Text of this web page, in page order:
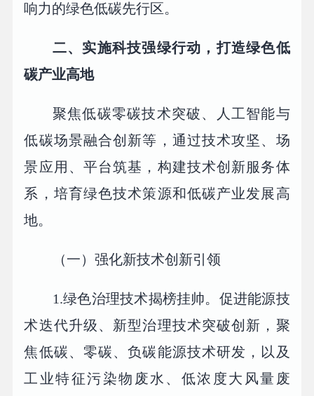
响力的绿色低碳先行区。
二、实施科技强绿行动，打造绿色低
碳产业高地
聚焦低碳零碳技术突破、人工智能与
低碳场景融合创新等，通过技术攻坚、场
景应用、平台筑基，构建技术创新服务体
系，培育绿色技术策源和低碳产业发展高
地。
（一）强化新技术创新引领
1.绿色治理技术揭榜挂帅。促进能源技
术迭代升级、新型治理技术突破创新，聚
焦低碳、零碳、负碳能源技术研发，以及
工业特征污染物废水、低浓度大风量废